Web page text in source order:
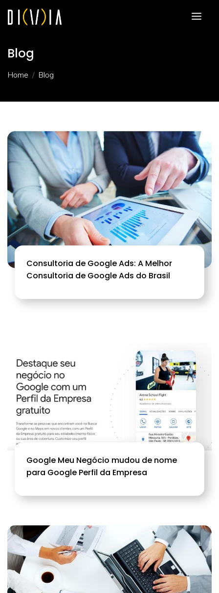
Blog
Home Blog
Consultoria de Google Ads: A Melhor
Consultoria de Google Ads do Brasil
Google Meu Negócio mudou de nome
para Google Perfil da Empresa